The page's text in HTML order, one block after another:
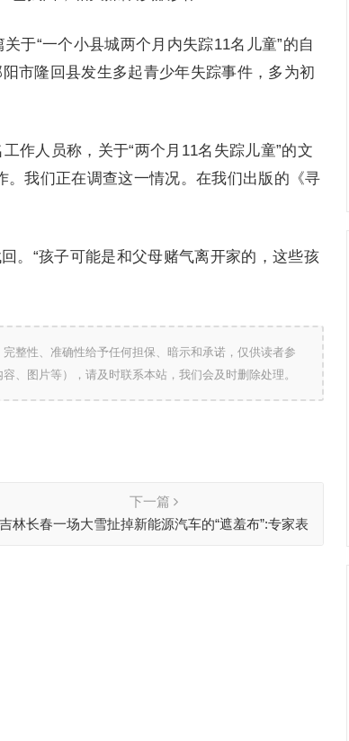
于“一个小县城两个月内失踪11名儿童”的自
市隆回县发生多起青少年失踪事件，多为初
作人员称，关于“两个月11名失踪儿童”的文
我们正在调查这一情况。在我们出版的《寻
。“孩子可能是和父母赌气离开家的，这些孩
整性、准确性给予任何担保、暗示和承诺，仅供读者参
、图片等），请及时联系本站，我们会及时删除处理。
下一篇
吉林长春一场大雪扯掉新能源汽车的“遮羞布”:专家表